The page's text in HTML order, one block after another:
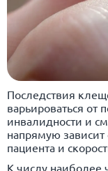
Последствия
варьироваться от
инвалидности и
напрямую
пациента и
К числу наиболее